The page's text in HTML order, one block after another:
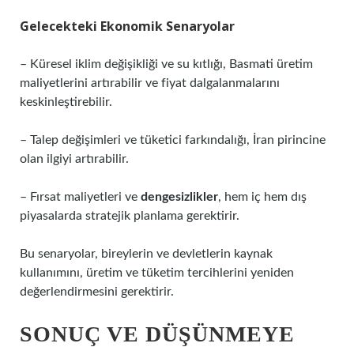
Gelecekteki Ekonomik Senaryolar
– Küresel iklim değişikliği ve su kıtlığı, Basmati üretim
maliyetlerini artırabilir ve fiyat dalgalanmalarını
keskinleştirebilir.
– Talep değişimleri ve tüketici farkındalığı, İran pirincine
olan ilgiyi artırabilir.
– Fırsat maliyetleri ve dengesizlikler, hem iç hem dış
piyasalarda stratejik planlama gerektirir.
Bu senaryolar, bireylerin ve devletlerin kaynak
kullanımını, üretim ve tüketim tercihlerini yeniden
değerlendirmesini gerektirir.
SONUÇ VE DÜŞÜNMEYE